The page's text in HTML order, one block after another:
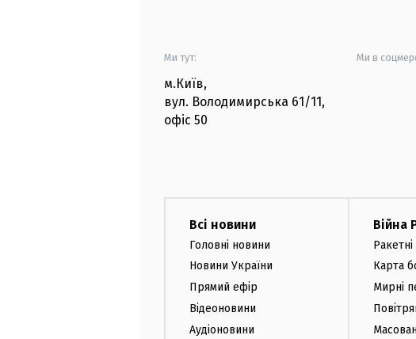
Ми тут:
м.Київ,
вул. Володимирська 61/11,
офіс 50
Ми в
Всі новини
Головні новини
Новини України
Прямий ефір
Відеоновини
Аудіоновини
Війна
Карта
Мирні